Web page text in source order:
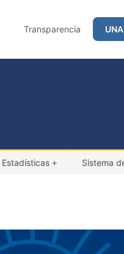
Transparencia
+
Estadísticas Sistema